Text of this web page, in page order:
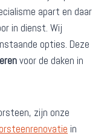
apart en daar
in dienst. Wij
opties. Deze
voor de daken in
zijn onze
in